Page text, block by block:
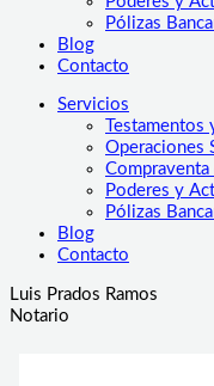
Pólizas
Blog
Contacto
Servicios
Testamentos
Operaciones
Poderes y
Pólizas
Blog
Contacto
Luis Prados Ramos
Notario